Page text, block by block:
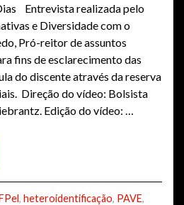
Entrevista realizada pelo
e Diversidade com o
Pró-reitor de assuntos
fins de esclarecimento das
do discente através da reserva
Direção do vídeo: Bolsista
Edição do vídeo: …
, heteroidentificação, PAVE,